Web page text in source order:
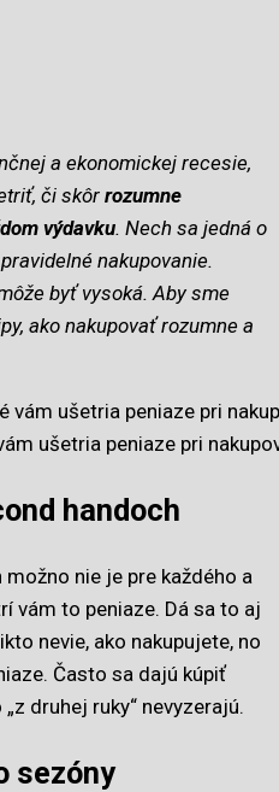
a ekonomickej recesie,
či skôr rozumne
výdavku. Nech sa jedná o
nakupovanie.
byť vysoká. Aby sme
ako nakupovať rozumne a
ušetria peniaze pri
handoch
nie je pre každého a
vám to peniaze. Dá sa to aj
nevie, ako nakupujete, no
Často sa dajú kúpiť
druhej ruky“ nevyzerajú.
sezóny